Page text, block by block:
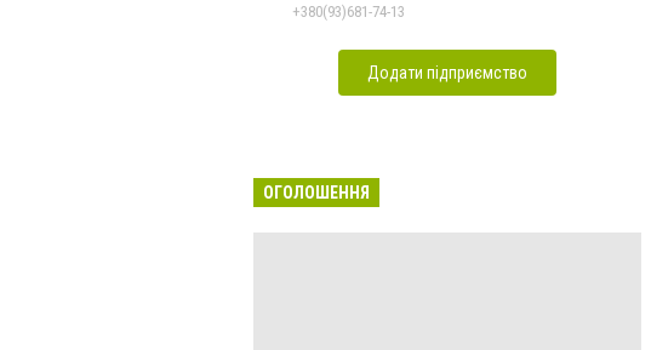
+380(93)681-74-13
Додати підприємство
ОГОЛОШЕННЯ